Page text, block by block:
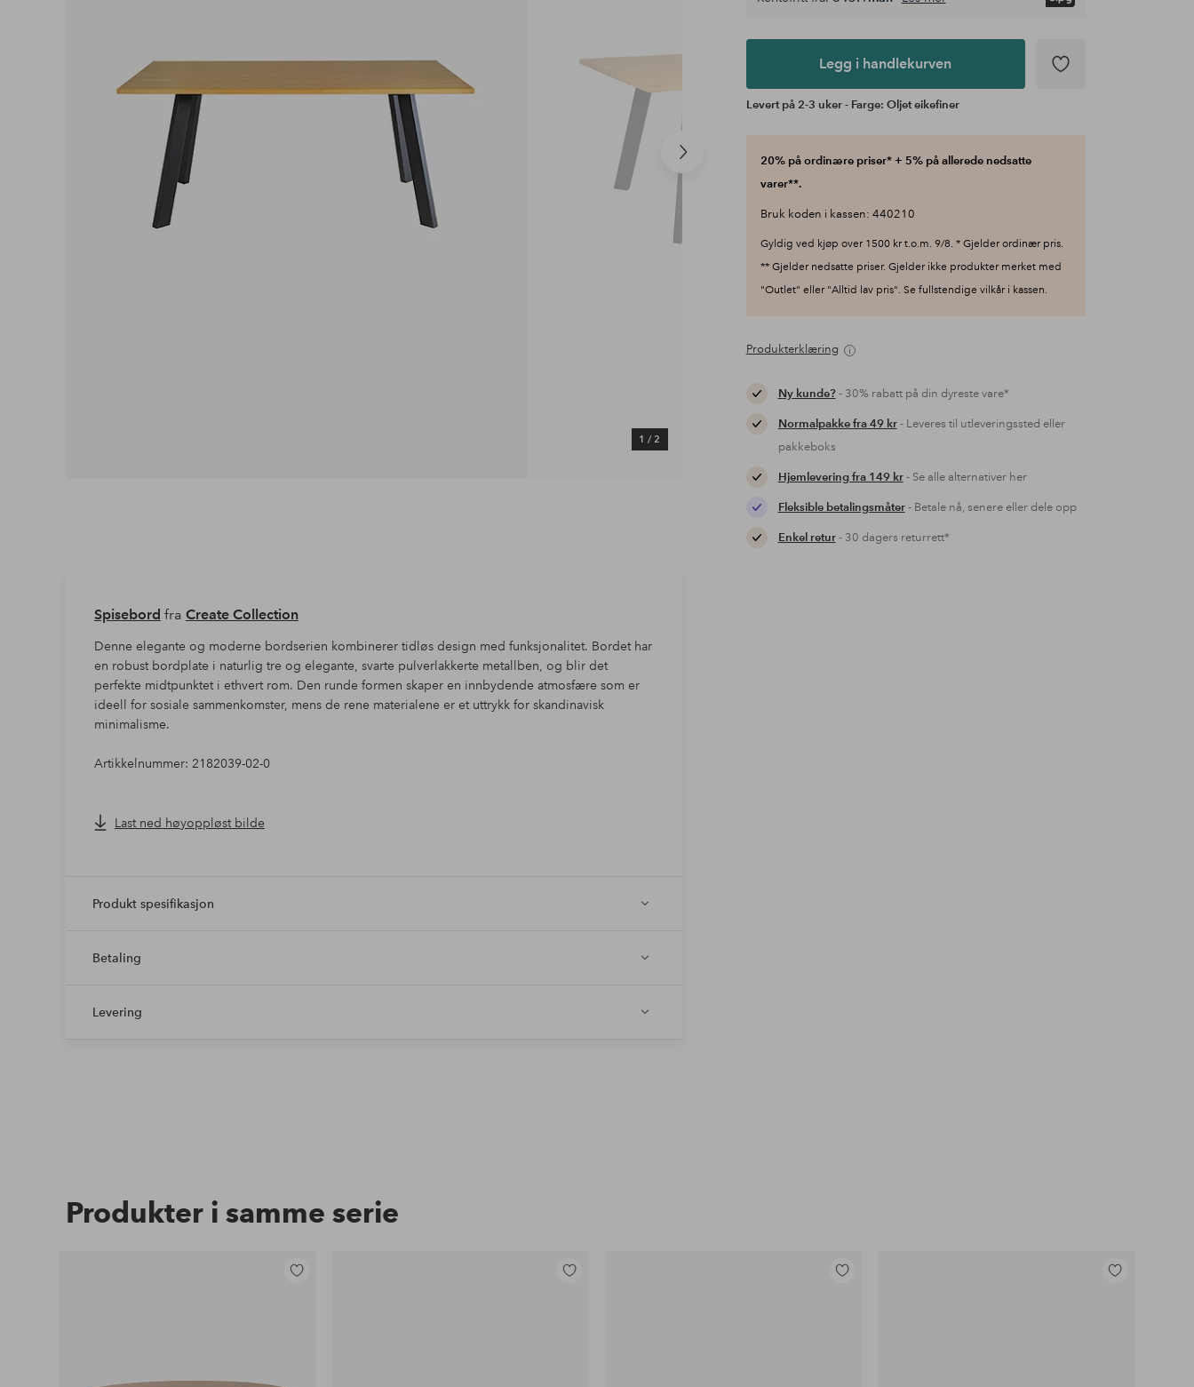
Neste
produkt
1 / 2
Legg i handlekurven
Levert på 2-3 uker - Farge: Oljet eikefiner
20% på ordinære priser* + 5% på allerede nedsatte
varer**.
Bruk koden i kassen: 440210
Gyldig ved kjøp over 1500 kr t.o.m. 9/8. * Gjelder ordinær pris.
** Gjelder nedsatte priser. Gjelder ikke produkter merket med
"Outlet" eller "Alltid lav pris". Se fullstendige vilkår i kassen.
Produkterklæring
Ny kunde?- 30% rabatt på din dyreste vare*
Normalpakke fra 49 kr- Leveres til utleveringssted eller
pakkeboks
Hjemlevering fra 149 kr- Se alle alternativer her
Fleksible betalingsmåter- Betale nå, senere eller dele opp
Enkel retur- 30 dagers returrett*
Spisebord fra Create Collection
Denne elegante og moderne bordserien kombinerer tidløs design med funksjonalitet. Bordet har
en robust bordplate i naturlig tre og elegante, svarte pulverlakkerte metallben, og blir det
perfekte midtpunktet i ethvert rom. Den runde formen skaper en innbydende atmosfære som er
ideell for sosiale sammenkomster, mens de rene materialene er et uttrykk for skandinavisk
minimalisme.
Artikkelnummer: 2182039-02-0
Last ned høyoppløst bilde
Produkt spesifikasjon
Betaling
Levering
Produkter i samme serie